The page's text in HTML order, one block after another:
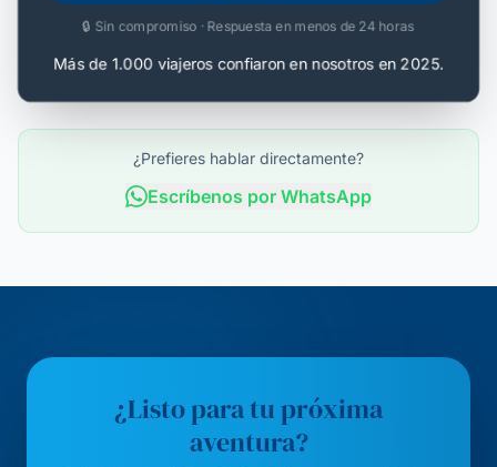
🔒 Sin compromiso · Respuesta en menos de 24 horas
Más de 1.000 viajeros confiaron en nosotros en 2025.
¿Prefieres hablar directamente?
Escríbenos por WhatsApp
¿Listo para tu próxima
aventura?